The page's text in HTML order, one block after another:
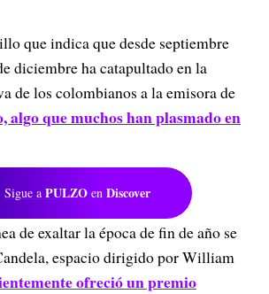
que indica que desde septiembre
diciembre ha catapultado en la
de los colombianos a la emisora de
algo que muchos han plasmado en
Sigue a PULZO en Discover
de exaltar la época de fin de año se
espacio dirigido por William
ofreció un premio